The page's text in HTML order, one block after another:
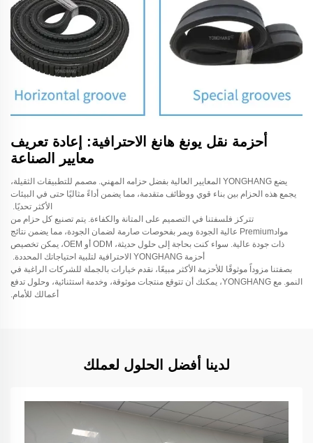
أحزمة نقل يونغ هانغ الاحترافية: إعادة تعريف
معايير الصناعة
يضع YONGHANG المعايير العالية بفضل حزامه المهني. مصمم للتطبيقات الثقيلة،
يجمع هذه الحزام بين بناء قوي ووظائف متقدمة، مما يضمن أداءً مثاليًا حتى في البيئات
الأكثر تحديًا.
تتركز فلسفتنا في التصميم على المتانة والكفاءة. يتم تصنيع كل حزام من
موادPremium عالية الجودة ويمر بفحوصات صارمة لضمان الجودة، مما يضمن نتائج
ذات جودة عالية. سواء كنت بحاجة إلى حلول حديثة، ODM أو OEM، يمكن تخصيص
أحزمة YONGHANG الاحترافية لتلبية احتياجاتك المحددة.
بصفتنا مزوداً موثوقًا للأحزمة الأكثر مبيعًا، نقدم خيارات بالجملة للشركات الراغبة في
النمو. مع YONGHANG، يمكنك أن تتوقع منتجات موثوقة، وخدمة استثنائية، وحلول تدفع
أعمالك للأمام.
لدينا أفضل الحلول لعملك